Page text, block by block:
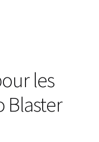
les
Blaster